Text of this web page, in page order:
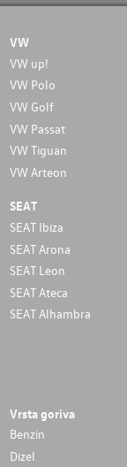
VW
VW up!
VW Polo
VW Golf
VW Passat
VW Tiguan
VW Arteon
SEAT
SEAT Ibiza
SEAT Arona
SEAT Leon
SEAT Ateca
SEAT Alhambra
Vrsta goriva
Benzin
Dizel